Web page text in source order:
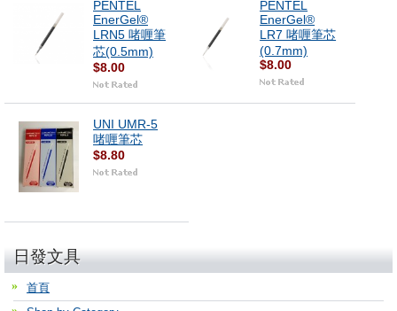
PENTEL
EnerGel®
LRN5 啫喱筆
芯(0.5mm)
$8.00
PENTEL
EnerGel®
LR7 啫喱筆芯
(0.7mm)
$8.00
UNI UMR-5
啫喱筆芯
$8.80
日發文具
首頁